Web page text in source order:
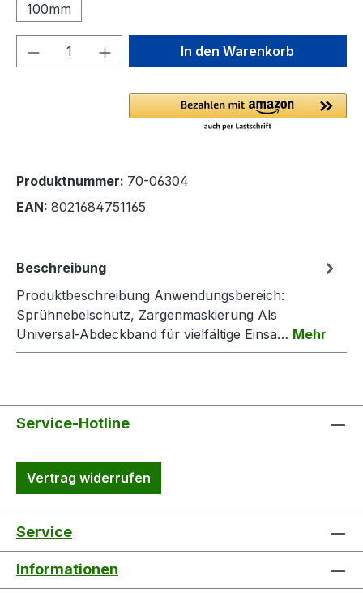
100mm
Produkt Anzahl: Gib denIn den Warenkorb
Produktnummer: 70-06304
EAN: 8021684751165
Beschreibung
Produktbeschreibung Anwendungsbereich:
Sprühnebelschutz, Zargenmaskierung Als
Universal-Abdeckband für vielfältige Einsa… Mehr
Service-Hotline
Vertrag widerrufen
Service
Informationen